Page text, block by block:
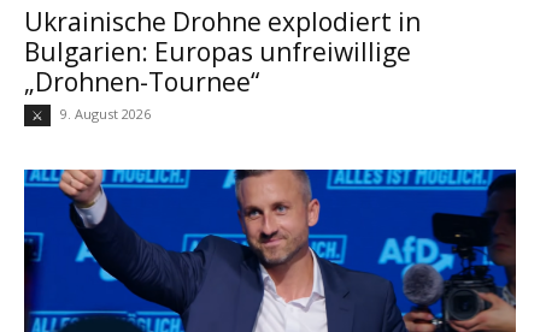
Ukrainische Drohne explodiert in
Bulgarien: Europas unfreiwillige
„Drohnen-Tournee“
⚔ 9. August 2026